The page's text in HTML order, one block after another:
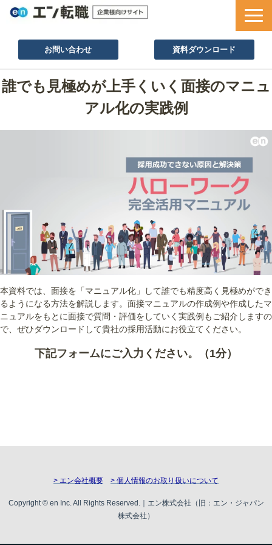
お問い合わせ 資料ダウンロード
サービス一覧
採用ノウハウ
お役立ち資料
誰でも見極めが上手くいく面接のマニュ
アル化の実践例
本資料では、面接を「マニュアル化」して誰でも精度高く見極めができ
るようになる方法を解説します。面接マニュアルの作成例や作成したマ
ニュアルをもとに面接で質問・評価をしていく実践例もご紹介しますの
で、ぜひダウンロードして貴社の採用活動にお役立てください。
下記フォームにご入力ください。（1分）
> エン会社概要 > 個人情報のお取り扱いについて
Copyright © en Inc. All Rights Reserved.｜エン株式会社（旧：エン・ジャパン
株式会社）